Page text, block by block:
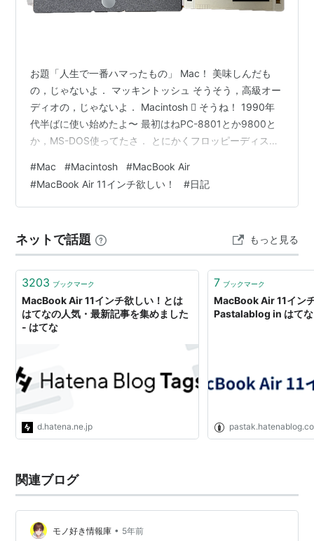
むだけで、応募完了です。応募の際には、MacBook Air
はてなダイアリーのご利用開始はこちらから
このキャンペーンは終了しました。たくさんのご応募あ
りがとうございました。
さらに、このキャンペーンページをあなたのはてなブッ
クマークに追加すると、当選確率が2倍に！この機会に
ぜひはてなブックマークもご利用開始ください。
※ブックマークだけでは応募できません。応募には、ダ
イアリーの投稿が必須となります。
友達に知らせる
らせる
知らせ
お題「人生で一番ハマったもの」 Mac！ 美味しんだも
の，じゃないよ． マッキントッシュ そうそう，高級オー
ディオの，じゃないよ． Macintosh  そうね！ 1990年
代半ばに使い始めたよ〜 最初はねPC-8801とか9800と
か，MS-DOS使ってたさ． とにかくフロッピーディスク
たら古い方（失礼！） 僕はLotus1-2-3じゃなくて
MultiPlan派だったよ．昔からひねくれもので，周りと同
じくできない．小中高と「みんなと同じことやれ」って
ADHDとかASDとか言われた…
#Mac #Macintosh #MacBook Air
#MacBook Air 11インチ欲しい！ #日記
ネットで話題 もっと見る
3203 ブックマーク
MacBook Air 11インチ欲しい！とは
はてなの人気・最新記事を集めました
- はてな
d.hatena.ne.jp
7 ブックマーク
MacBook Air 11イン
Pastalablog in はてな
関連ブログ
モノ好き情報庫 • 5年前